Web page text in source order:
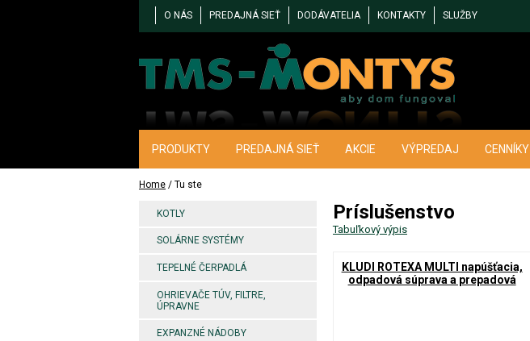
O NÁS PREDAJNÁ SIEŤ DODÁVATELIA KONTAKTY SLUŽBY
PRODUKTY PREDAJNÁ SIEŤ AKCIE VÝPREDAJ CENNÍKY
Home / Tu ste
KOTLY
SOLÁRNE SYSTÉMY
TEPELNÉ ČERPADLÁ
OHRIEVAČE TÚV, FILTRE,
ÚPRAVNE
EXPANZNÉ NÁDOBY
Príslušenstvo
Tabuľkový výpis
KLUDI ROTEXA MULTI napúšťacia,
odpadová súprava a prepadová